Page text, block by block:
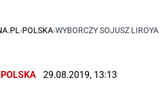
›POLSKA›WYBORCZY SOJUSZ LIROYA
POLSKA 29.08.2019, 13:13